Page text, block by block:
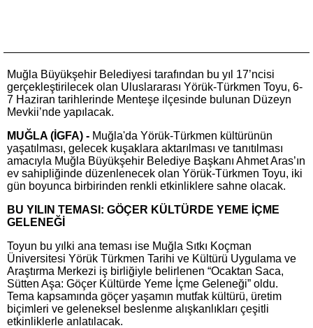
Muğla Büyükşehir Belediyesi tarafından bu yıl 17’ncisi
gerçekleştirilecek olan Uluslararası Yörük-Türkmen Toyu, 6-
7 Haziran tarihlerinde Menteşe ilçesinde bulunan Düzeyn
Mevkii’nde yapılacak.
MUĞLA (İGFA) - Muğla'da Yörük-Türkmen kültürünün
yaşatılması, gelecek kuşaklara aktarılması ve tanıtılması
amacıyla Muğla Büyükşehir Belediye Başkanı Ahmet Aras’ın
ev sahipliğinde düzenlenecek olan Yörük-Türkmen Toyu, iki
gün boyunca birbirinden renkli etkinliklere sahne olacak.
BU YILIN TEMASI: GÖÇER KÜLTÜRDE YEME İÇME
GELENEĞİ
Toyun bu yılki ana teması ise Muğla Sıtkı Koçman
Üniversitesi Yörük Türkmen Tarihi ve Kültürü Uygulama ve
Araştırma Merkezi iş birliğiyle belirlenen “Ocaktan Saca,
Sütten Aşa: Göçer Kültürde Yeme İçme Geleneği” oldu.
Tema kapsamında göçer yaşamın mutfak kültürü, üretim
biçimleri ve geleneksel beslenme alışkanlıkları çeşitli
etkinliklerle anlatılacak.